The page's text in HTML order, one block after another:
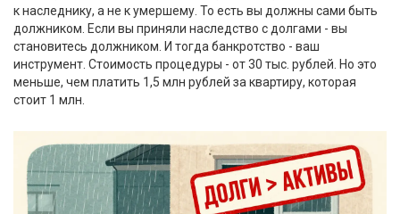
к наследнику, а не к умершему. То есть вы должны сами быть
должником. Если вы приняли наследство с долгами - вы
становитесь должником. И тогда банкротство - ваш
инструмент. Стоимость процедуры - от 30 тыс. рублей. Но это
меньше, чем платить 1,5 млн рублей за квартиру, которая
стоит 1 млн.